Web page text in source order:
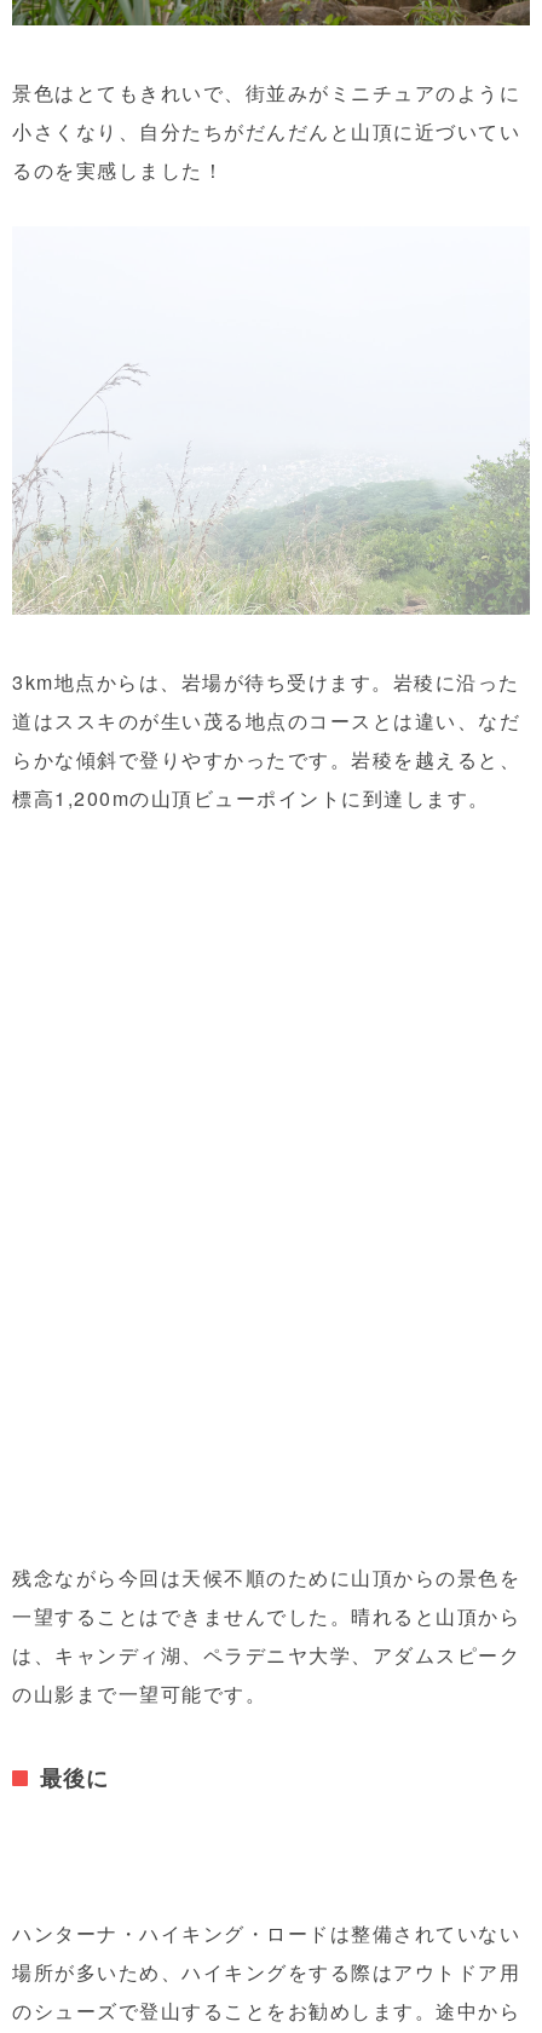
景色はとてもきれいで、街並みがミニチュアのように
小さくなり、自分たちがだんだんと山頂に近づいてい
るのを実感しました！
3km地点からは、岩場が待ち受けます。岩稜に沿った
道はススキのが生い茂る地点のコースとは違い、なだ
らかな傾斜で登りやすかったです。岩稜を越えると、
標高1,200mの山頂ビューポイントに到達します。
残念ながら今回は天候不順のために山頂からの景色を
一望することはできませんでした。晴れると山頂から
は、キャンディ湖、ペラデニヤ大学、 アダムスピーク
の山影まで一望可能です。
最後に
場所が多いため、ハイキングをする際はアウトドア用
のシューズで登山することをお勧めします。途中から
は岩山を上るため手袋も必須になります。また、周辺